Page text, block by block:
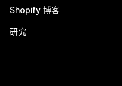
Shopify 博客
研究